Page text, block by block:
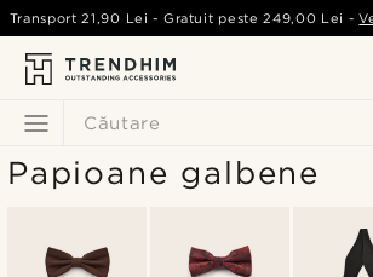
Căutare
Transport 21,90 Lei - Gratuit peste249,00 Lei -
Papioane galbene